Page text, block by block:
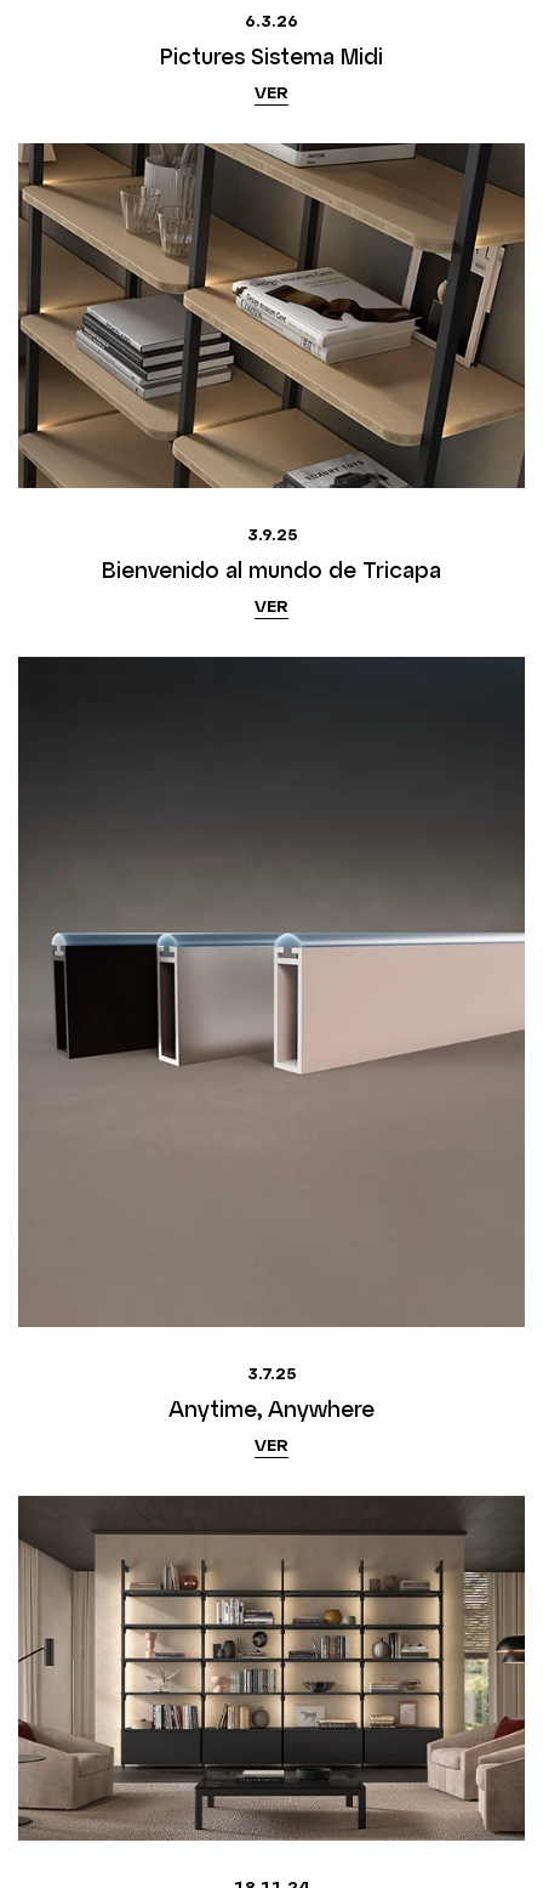
6.3.26
Pictures Sistema Midi
VER
3.9.25
Bienvenido al mundo de Tricapa
VER
3.7.25
Anytime, Anywhere
VER